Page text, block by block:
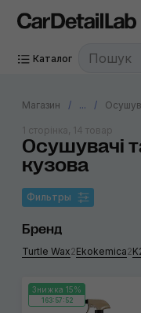
Каталог
Магазин ...
Осушувачі
кузова
1 сторінка, 14 товар
Фильтры
Бренд
Turtle Wax2Ekokemica2
Знижка 15%
163:57:52